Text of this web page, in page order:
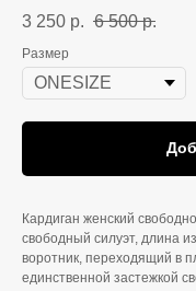
3 250 р. 6 500 р.
Размер
Кардиган женский
свободный силуэт, длина
воротник, переходящий в
единственной застежкой